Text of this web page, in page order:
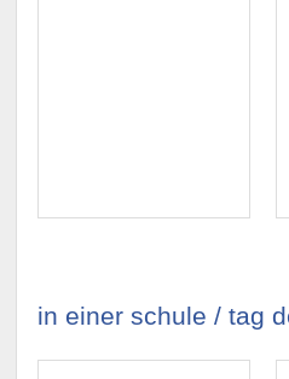
in einer schule / tag